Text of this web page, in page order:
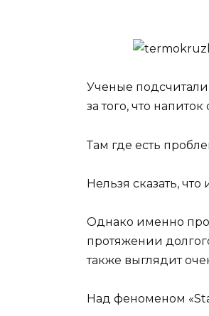
Ученые
за того, что напиток
Там где есть
Нельзя сказать,
Однако именно
протяжении
также выглядит
Над феноменом